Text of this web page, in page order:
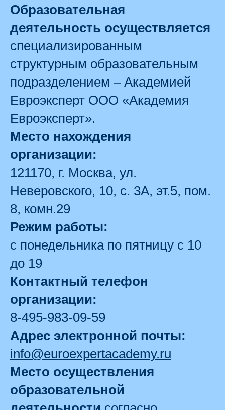
Образовательная
деятельность осуществляется
специализированным
структурным образовательным
подразделением – Академией
Евроэксперт ООО «Академия
Евроэксперт».
Место нахождения
организации:
121170, г. Москва, ул.
Неверовского, 10, с. 3А, эт.5, пом.
8, комн.29
Режим работы:
с понедельника по пятницу с 10
до 19
Контактный телефон
организации:
8-495-983-09-59
Адрес электронной почты:
info@euroexpertacademy.ru
Место осуществления
образовательной